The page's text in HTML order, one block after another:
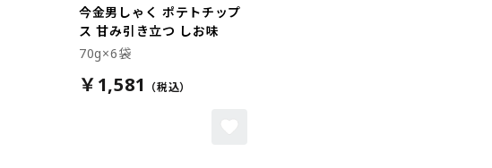
今金男しゃく ポテトチップ
ス 甘み引き立つ しお味
70g×6袋
￥1,581